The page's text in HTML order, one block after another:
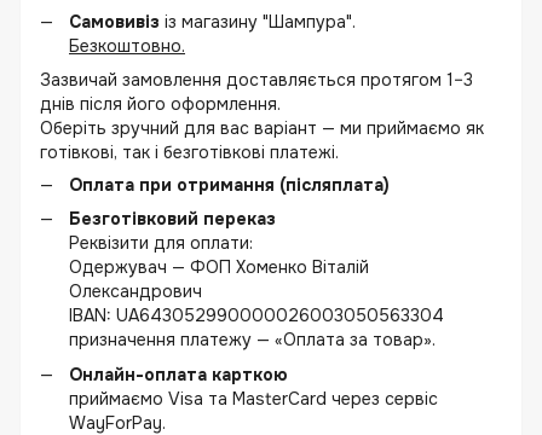
Самовивіз із магазину "Шампура".
Безкоштовно.
Зазвичай замовлення доставляється протягом 1–3
днів після його оформлення.
Оберіть зручний для вас варіант — ми приймаємо як
готівкові, так і безготівкові платежі.
Оплата при отримання (післяплата)
Безготівковий переказ
Реквізити для оплати:
Одержувач — ФОП Хоменко Віталій
Олександрович
IBAN: UA643052990000026003050563304
призначення платежу — «Оплата за товар».
Онлайн-оплата карткою
приймаємо Visa та MasterCard через сервіс
WayForPay.